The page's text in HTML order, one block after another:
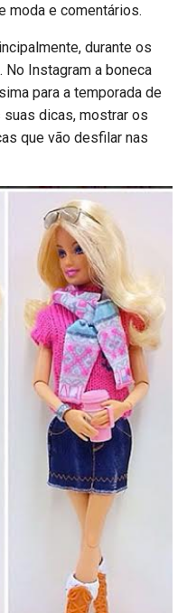
moda e comentários.
durante os
No Instagram a boneca
para a temporada de
suas dicas, mostrar os
que vão desfilar nas